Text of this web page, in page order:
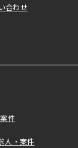
合わせ
件
人・案件